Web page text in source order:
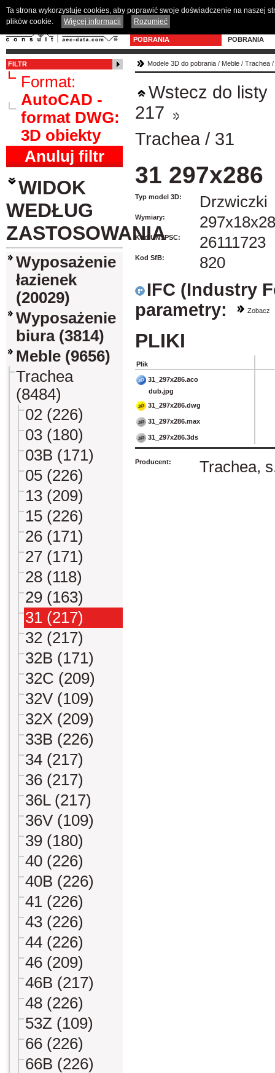
POBRANIA
POBRANIA
FILTR
Format:
AutoCAD -
format DWG:
3D obiekty
Anuluj filtr
WIDOK
WEDŁUG
ZASTOSOWANIA
Wyposażenie
łazienek
(20029)
Wyposażenie
biura (3814)
Meble (9656)
Trachea
(8484)
02 (226)
03 (180)
03B (171)
05 (226)
13 (209)
15 (226)
26 (171)
27 (171)
28 (118)
29 (163)
31 (217)
32 (217)
32B (171)
32C (209)
32V (109)
32X (209)
33B (226)
34 (217)
36 (217)
36L (217)
36V (109)
39 (180)
40 (226)
40B (226)
41 (226)
43 (226)
44 (226)
46 (209)
46B (217)
48 (226)
53Z (109)
66 (226)
66B (226)
Modele 3D do pobrania / Meble / Trachea /
Wstecz do listy
217
Trachea / 31
31 297x286
Typ model 3D: Drzwiczki
Wymiary:
Kod UNSPSC: 26111723
Kod SfB: 820
IFC (Industry
parametry:
Zobacz
PLIKI
Plik
31_297x286.aco
dub.jpg
31_297x286.dwg
31_297x286.max
31_297x286.3ds
Producent: Trachea,
Ta strona wykorzystuje cookies, aby poprawić swoje doświadczenie na naszej
plików cookie.
Więcej informacji Rozumieć